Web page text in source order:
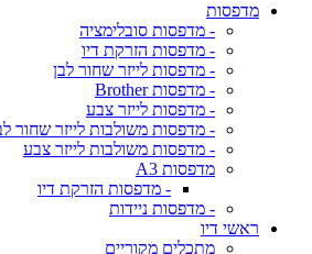
מדפסות
- מדפסות סובלימציה
- מדפסות הזרקת דיו
- מדפסות לייזר שחור לבן
- מדפסות Brother
- מדפסות לייזר צבע
- מדפסות משולבות לייזר שחור
- מדפסות משולבות לייזר צבע
מדפסות A3
- מדפסות הזרקת דיו
- מדפסות ניידות
ראשי דיו
מתכלים מקוריים